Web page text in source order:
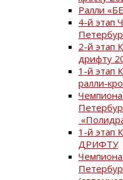
Ралли
4-й этап
2-й этап
дрифту
1-й этап
ралли-
1-й этап
ДРИФТУ